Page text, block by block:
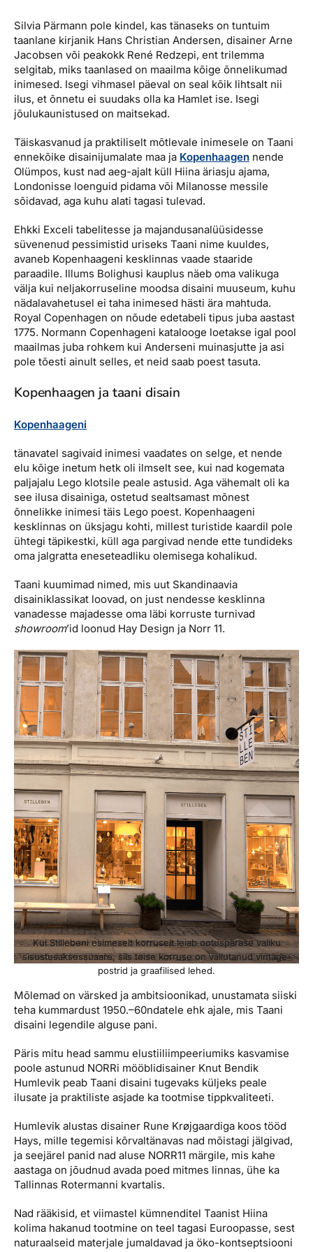
Silvia Pärmann pole kindel, kas tänaseks on tuntuim
taanlane kirjanik Hans Christian Andersen, disainer Arne
Jacobsen või peakokk René Redzepi, ent trilemma
selgitab, miks taanlased on maailma kõige õnnelikumad
inimesed. Isegi vihmasel päeval on seal kõik lihtsalt nii
ilus, et õnnetu ei suudaks olla ka Hamlet ise. Isegi
jõulukaunistused on maitsekad.
Täiskasvanud ja praktiliselt mõtlevale inimesele on Taani
ennekõike disainijumalate maa ja Kopenhaagen nende
Olümpos, kust nad aeg-ajalt küll Hiina äriasju ajama,
Londonisse loenguid pidama või Milanosse messile
sõidavad, aga kuhu alati tagasi tulevad.
Ehkki Exceli tabelitesse ja majandusanalüüsidesse
süvenenud pessimistid uriseks Taani nime kuuldes,
avaneb Kopenhaageni kesklinnas vaade staaride
paraadile. Illums Bolighusi kauplus näeb oma valikuga
välja kui neljakorruseline moodsa disaini muuseum, kuhu
nädalavahetusel ei taha inimesed hästi ära mahtuda.
Royal Copenhagen on nõude edetabeli tipus juba aastast
1775. Normann Copenhageni katalooge loetakse igal pool
maailmas juba rohkem kui Anderseni muinasjutte ja asi
pole tõesti ainult selles, et neid saab poest tasuta.
Kopenhaagen ja taani disain
Kopenhaageni
tänavatel sagivaid inimesi vaadates on selge, et nende
elu kõige inetum hetk oli ilmselt see, kui nad kogemata
paljajalu Lego klotsile peale astusid. Aga vähemalt oli ka
see ilusa disainiga, ostetud sealtsamast mõnest
õnnelikke inimesi täis Lego poest. Kopenhaageni
kesklinnas on üksjagu kohti, millest turistide kaardil pole
ühtegi täpikestki, küll aga pargivad nende ette tundideks
oma jalgratta eneseteadliku olemisega kohalikud.
Taani kuumimad nimed, mis uut Skandinaavia
disainiklassikat loovad, on just nendesse kesklinna
vanadesse majadesse oma läbi korruste turnivad
showroom’id loonud Hay Design ja Norr 11.
Kui Stillebeni esimeselt korruselt leiab ootuspärase valiku
sisustusaksessuaare, siis teise korruse on vallutanud vintage-
postrid ja graafilised lehed.
Mõlemad on värsked ja ambitsioonikad, unustamata siiski
teha kummardust 1950.–60ndatele ehk ajale, mis Taani
disaini legendile alguse pani.
Päris mitu head sammu elustiiliimpeeriumiks kasvamise
poole astunud NORRi mööblidisainer Knut Bendik
Humlevik peab Taani disaini tugevaks küljeks peale
ilusate ja praktiliste asjade ka tootmise tippkvaliteeti.
Humlevik alustas disainer Rune Krøjgaardiga koos tööd
Hays, mille tegemisi kõrvaltänavas nad mõistagi jälgivad,
ja seejärel panid nad aluse NORR11 märgile, mis kahe
aastaga on jõudnud avada poed mitmes linnas, ühe ka
Tallinnas Rotermanni kvartalis.
Nad rääkisid, et viimastel kümnenditel Taanist Hiina
kolima hakanud tootmine on teel tagasi Euroopasse, sest
naturaalseid materjale jumaldavad ja öko-kontseptsiooni